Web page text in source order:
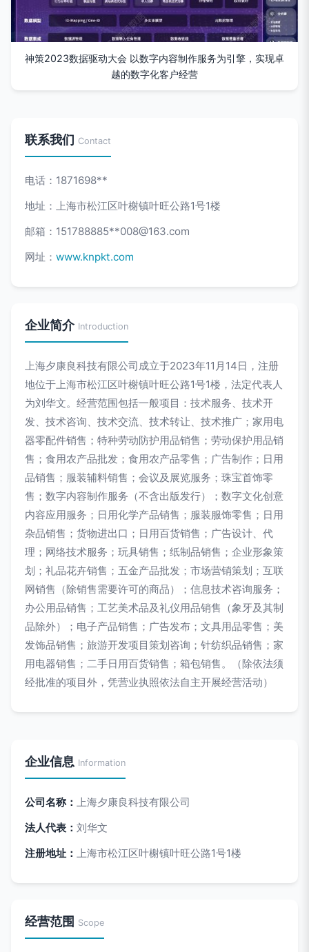
神策2023数据驱动大会 以数字内容制作服务为引擎，实现卓
越的数字化客户经营
联系我们 Contact
电话：1871698**
地址：上海市松江区叶榭镇叶旺公路1号1楼
邮箱：151788885**008@163.com
网址： www.knpkt.com
企业简介 Introduction
上海夕康良科技有限公司成立于2023年11月14日，注册
地位于上海市松江区叶榭镇叶旺公路1号1楼，法定代表人
为刘华文。经营范围包括一般项目：技术服务、技术开
发、技术咨询、技术交流、技术转让、技术推广；家用电
器零配件销售；特种劳动防护用品销售；劳动保护用品销
售；食用农产品批发；食用农产品零售；广告制作；日用
品销售；服装辅料销售；会议及展览服务；珠宝首饰零
售；数字内容制作服务（不含出版发行）；数字文化创意
内容应用服务；日用化学产品销售；服装服饰零售；日用
杂品销售；货物进出口；日用百货销售；广告设计、代
理；网络技术服务；玩具销售；纸制品销售；企业形象策
划；礼品花卉销售；五金产品批发；市场营销策划；互联
网销售（除销售需要许可的商品）；信息技术咨询服务；
办公用品销售；工艺美术品及礼仪用品销售（象牙及其制
品除外）；电子产品销售；广告发布；文具用品零售；美
发饰品销售；旅游开发项目策划咨询；针纺织品销售；家
用电器销售；二手日用百货销售；箱包销售。（除依法须
经批准的项目外，凭营业执照依法自主开展经营活动）
企业信息 Information
公司名称： 上海夕康良科技有限公司
法人代表： 刘华文
注册地址： 上海市松江区叶榭镇叶旺公路1号1楼
经营范围 Scope